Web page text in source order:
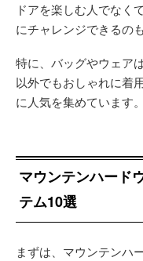
ドアを楽しむ人でなく
にチャレンジできるの
特に、バッグやウェア
以外でもおしゃれに着
に人気を集めています。
マウンテンハード
テム10選
まずは、マウンテンハ